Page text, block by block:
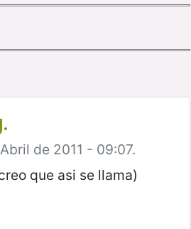
de 2011 - 09:07.
que asi se llama)